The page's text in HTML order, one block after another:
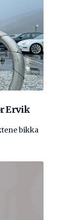
Ervik
bikka